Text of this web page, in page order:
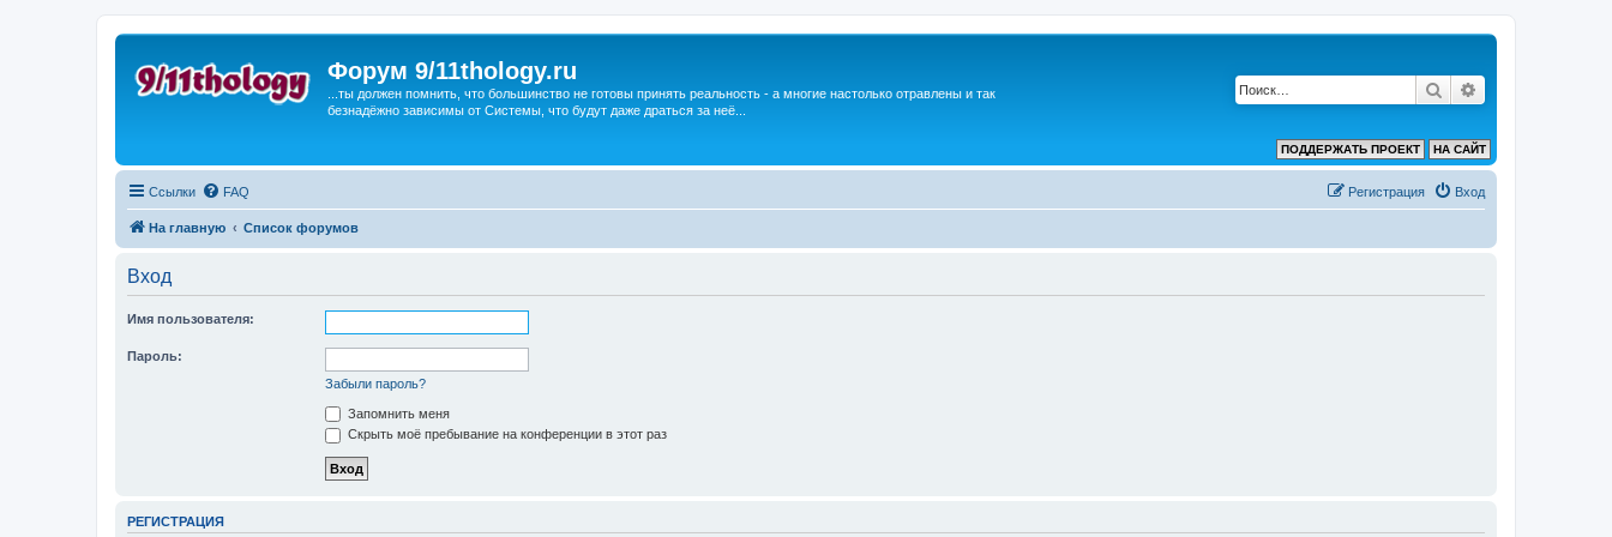
Форум 9/11thology.ru
...ты должен помнить, что большинство не готовы принять реальность - а многие настолько отравлены и так
безнадёжно зависимы от Системы, что будут даже драться за неё...
Поиск
НА САЙТ
ПОДДЕРЖАТЬ ПРОЕКТ
Ссылки FAQ Вход
Регистрация
На главную Список форумов
Вход
Имя пользователя:
Пароль:
Забыли пароль?
Запомнить меня
Скрыть моё пребывание на конференции в этот раз
РЕГИСТРАЦИЯ